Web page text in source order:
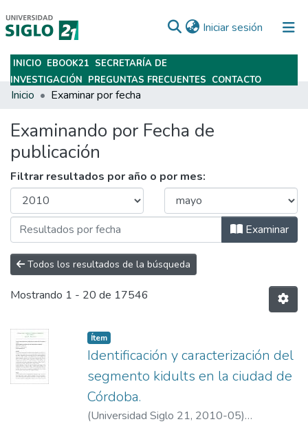
Iniciar sesión (current)
Subir
INICIO EBOOK21 SECRETARÍA DE
INVESTIGACIÓN PREGUNTAS FRECUENTES CONTACTO
Inicio Examinar por fecha
Examinando por Fecha de
publicación
Filtrar resultados por año o por mes:
Examinar
Todos los resultados de la búsqueda
Mostrando 1 - 20 de 17546
Item type:
Ítem,
Identificación y caracterización del
segmento kidults en la ciudad de
Córdoba.
(Universidad Siglo 21, 2010-05)